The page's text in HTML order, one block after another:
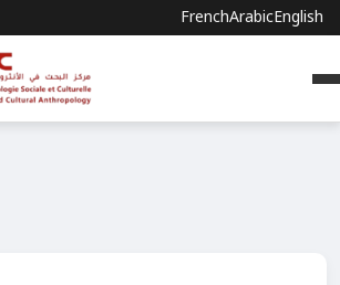
FrenchArabicEnglish